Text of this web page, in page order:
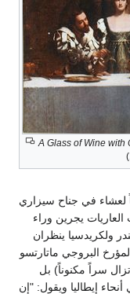
A Glass of Wine with
10 أكتوبر من عام 1501 وصفاً لعشاء في جناح سيزاري
يجرين وراء
ولكريدسيا ينظران
المؤرخ البروجي ماتارتسو
سراً مكنوناً) بل
إيطاليا ويقول: "إن